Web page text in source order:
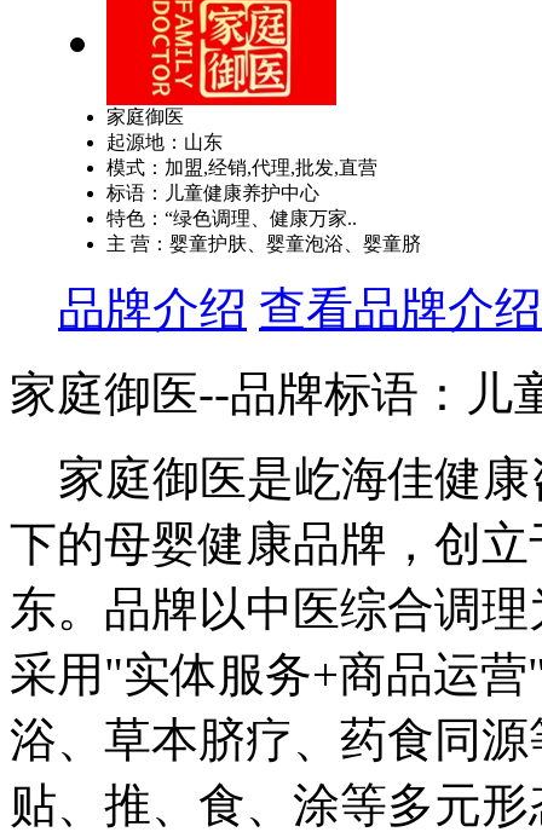
家庭御医
起源地：山东
模式：加盟,经销,代理,批发,直营
标语：儿童健康养护中心
特色：“绿色调理、健康万家..
主 营：婴童护肤、婴童泡浴、婴童脐
品牌介绍 查看品牌介绍
家庭御医--品牌标语：
儿
家庭御医是屹海佳健康
下的母婴健康品牌，创
东。品牌以中医综合调
采用"实体服务+商品运
浴、草本脐疗、药食同
贴、推、食、涂等多元形